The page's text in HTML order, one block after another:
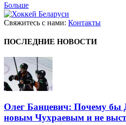
Больше
Свяжитесь с нами: Контакты
ПОСЛЕДНИЕ НОВОСТИ
Олег Банцевич: Почему бы
новым Чухраевым и не